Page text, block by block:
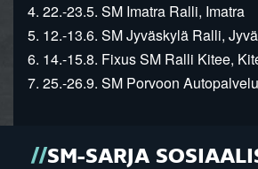
4. 22.-23.5. SM Imatra Ralli, Imatra
5. 12.-13.6. SM Jyväskylä Ralli,
6. 14.-15.8. Fixus SM Ralli Kitee,
7. 25.-26.9. SM Porvoon
SM-SARJA